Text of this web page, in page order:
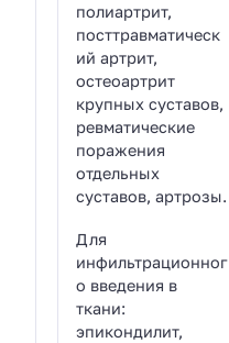
полиартрит,
посттравматическ
ий артрит,
остеоартрит
крупных суставов,
ревматические
поражения
отдельных
суставов, артрозы.
Для
инфильтрационног
о введения в
ткани:
эпикондилит,